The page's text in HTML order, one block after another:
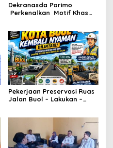
Dekranasda Parimo
Perkenalkan Motif Khas
Dekranas
Pekerjaan Preservasi Ruas
Jalan Buol – Lakukan –